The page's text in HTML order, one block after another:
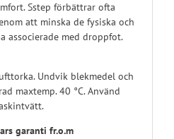
Sstep förbättrar ofta
att minska de fysiska och
associerade med droppfot.
Undvik blekmedel och
maxtemp. 40 °C. Använd
garanti fr.o.m